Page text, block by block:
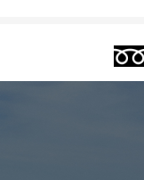
式部の香りシリーズ